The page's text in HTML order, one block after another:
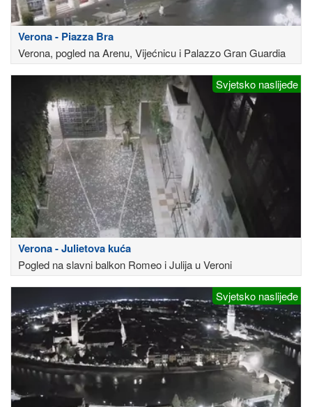
Verona - Piazza Bra
Verona, pogled na Arenu, Vijećnicu i Palazzo Gran Guardia
Svjetsko naslijeđe
Verona - Julietova kuća
Pogled na slavni balkon Romeo i Julija u Veroni
Svjetsko naslijeđe